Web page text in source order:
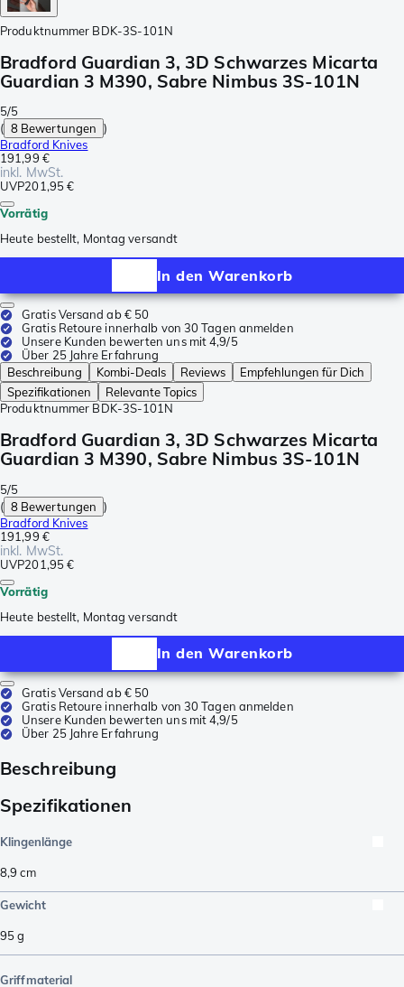
Produktnummer BDK-3S-101N
Bradford Guardian 3, 3D Schwarzes Micarta
Guardian 3 M390, Sabre Nimbus 3S-101N
5/5
( 8 Bewertungen )
Bradford Knives
191,99 €
inkl. MwSt.
UVP201,95 €
Vorrätig
Heute bestellt, Montag versandt
In den Warenkorb
Gratis Versand ab € 50
Gratis Retoure innerhalb von 30 Tagen anmelden
Unsere Kunden bewerten uns mit 4,9/5
Über 25 Jahre Erfahrung
Beschreibung
Kombi-Deals Reviews
Empfehlungen für Dich
Spezifikationen
Relevante Topics
Produktnummer BDK-3S-101N
Bradford Guardian 3, 3D Schwarzes Micarta
Guardian 3 M390, Sabre Nimbus 3S-101N
5/5
( 8 Bewertungen )
Bradford Knives
191,99 €
inkl. MwSt.
UVP201,95 €
Vorrätig
Heute bestellt, Montag versandt
In den Warenkorb
Gratis Versand ab € 50
Gratis Retoure innerhalb von 30 Tagen anmelden
Unsere Kunden bewerten uns mit 4,9/5
Über 25 Jahre Erfahrung
Beschreibung
Spezifikationen
Klingenlänge
8,9 cm
Gewicht
95g
Griffmaterial